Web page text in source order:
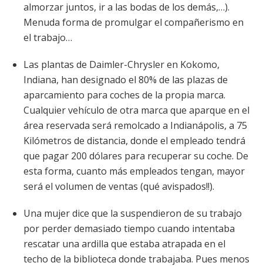
almorzar juntos, ir a las bodas de los demás,…).
Menuda forma de promulgar el compañerismo en
el trabajo…
Las plantas de Daimler-Chrysler en Kokomo,
Indiana, han designado el 80% de las plazas de
aparcamiento para coches de la propia marca.
Cualquier vehículo de otra marca que aparque en el
área reservada será remolcado a Indianápolis, a 75
Kilómetros de distancia, donde el empleado tendrá
que pagar 200 dólares para recuperar su coche. De
esta forma, cuanto más empleados tengan, mayor
será el volumen de ventas (qué avispados!!).
Una mujer dice que la suspendieron de su trabajo
por perder demasiado tiempo cuando intentaba
rescatar una ardilla que estaba atrapada en el
techo de la biblioteca donde trabajaba. Pues menos